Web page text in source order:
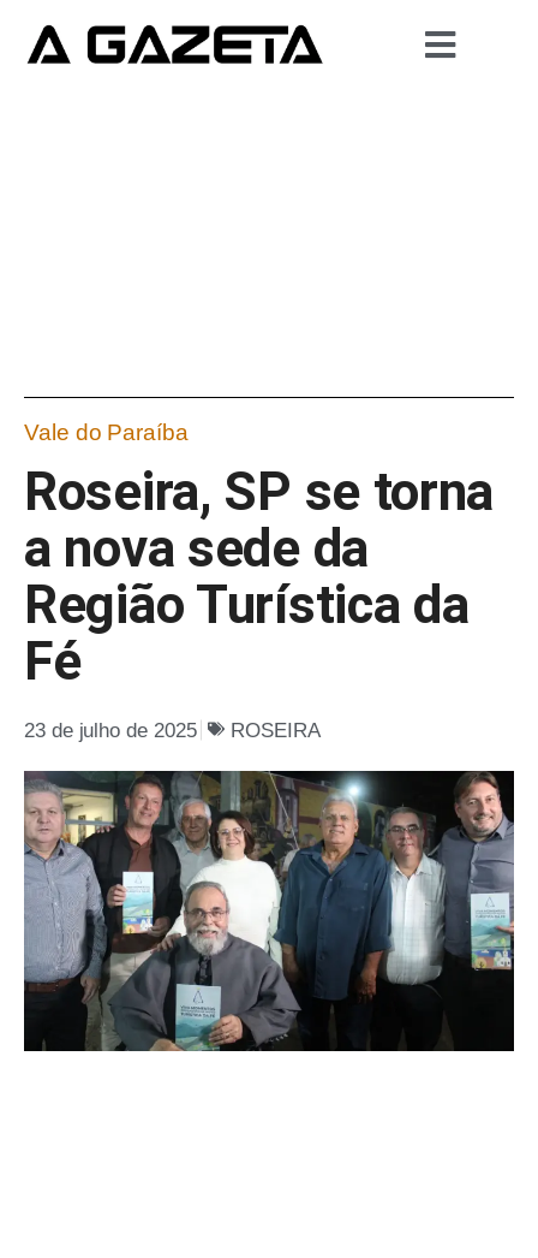
Vale do Paraíba
Roseira, SP se torna
a nova sede da
Região Turística da
Fé
23 de julho de 2025 ROSEIRA